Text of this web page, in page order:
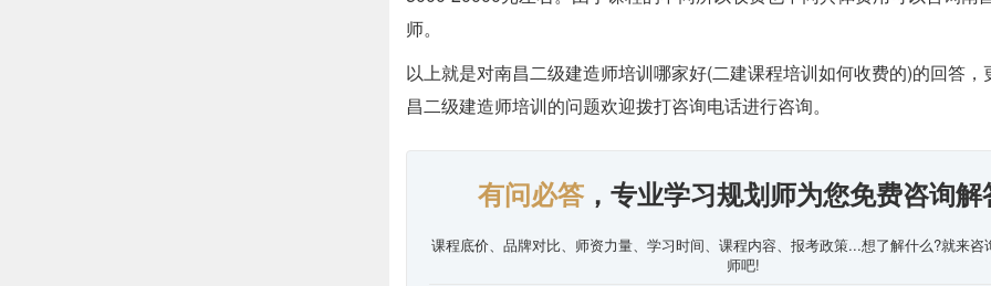
师。
以上就是对南昌二级建造师培训哪家好(二建课程培训如何收费的)的回答，
昌二级建造师培训的问题欢迎拨打咨询电话进行咨询。
有问必答，专业学习规划师为您免费咨询解
课程底价、品牌对比、师资力量、学习时间、课程内容、报考政策...想了解什么?就来咨
师吧!